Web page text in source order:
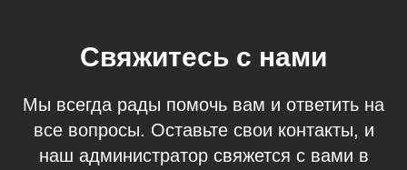
Свяжитесь с нами
Мы всегда рады помочь вам и ответить на
все вопросы. Оставьте свои контакты, и
наш администратор свяжется с вами в